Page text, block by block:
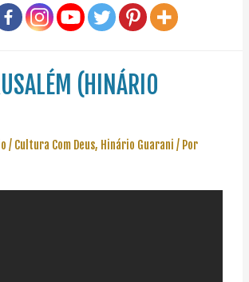
(HINÁRIO
/ Cultura Com Deus, Hinário Guarani / Por